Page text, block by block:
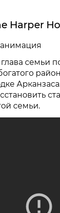
Harper
семьи
семьи.